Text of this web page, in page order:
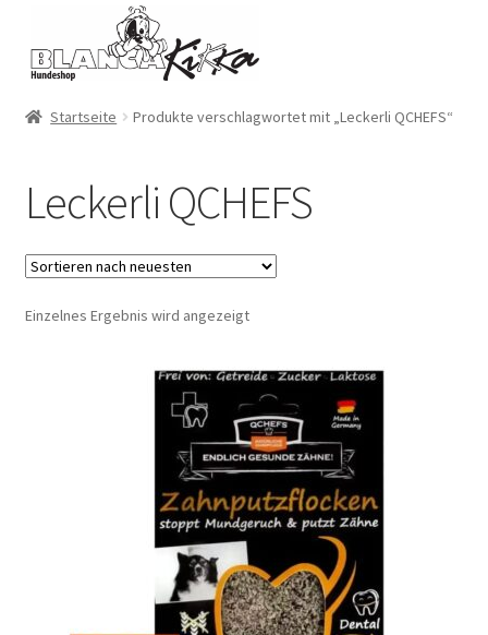
Navigation
springen
Inhalt
springen
Startseite Produkte verschlagwortet mit „Leckerli QCHEFS“
Leckerli QCHEFS
Einzelnes Ergebnis wird angezeigt